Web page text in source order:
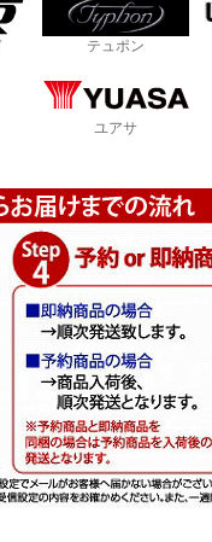
テュポン
ユアサ